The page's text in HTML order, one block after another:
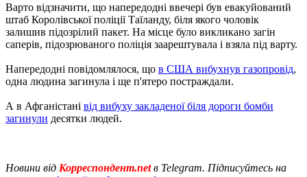
Варто відзначити, що напередодні ввечері був евакуйований
штаб Королівської поліції Таїланду, біля якого чоловік
залишив підозрілий пакет. На місце було викликано загін
саперів, підозрюваного поліція заарештувала і взяла під варту.
Напередодні повідомлялося, що в США вибухнув газопровід,
одна людина загинула і ще п'ятеро постраждали.
А в Афганістані від вибуху закладеної біля дороги бомби
загинули десятки людей.
Новини від Корреспондент.netв Telegram. Підписуйтесь на